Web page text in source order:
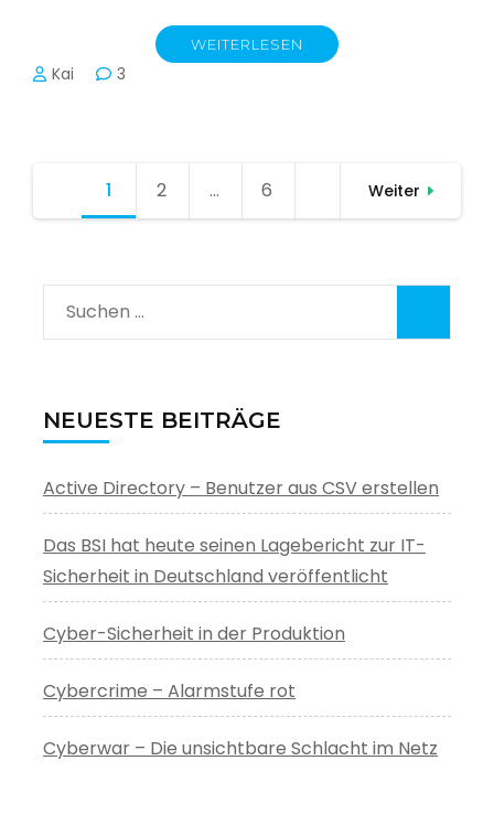
WEITERLESEN
Kai 3
Seitennummerierung
1 Seite
2 … Seite
6 Weiter
Suchen
nach:
NEUESTE BEITRÄGE
Active Directory – Benutzer aus CSV erstellen
Das BSI hat heute seinen Lagebericht zur IT-
Sicherheit in Deutschland veröffentlicht
Cyber-Sicherheit in der Produktion
Cybercrime – Alarmstufe rot
Cyberwar – Die unsichtbare Schlacht im Netz